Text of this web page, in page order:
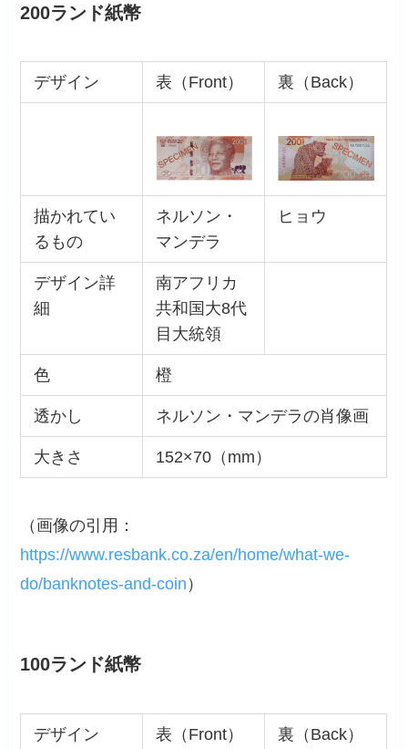
200ランド紙幣
デザイン 表（Front） 裏（Back）
描かれてい
るもの
ネルソン・
マンデラ
ヒョウ
デザイン詳
細
南アフリカ
共和国大8代
目大統領
色 橙
透かし ネルソン・マンデラの肖像画
大きさ 152×70（mm）
（画像の引用：
https://www.resbank.co.za/en/home/what-we-
do/banknotes-and-coin ）
100ランド紙幣
デザイン 表（Front） 裏（Back）